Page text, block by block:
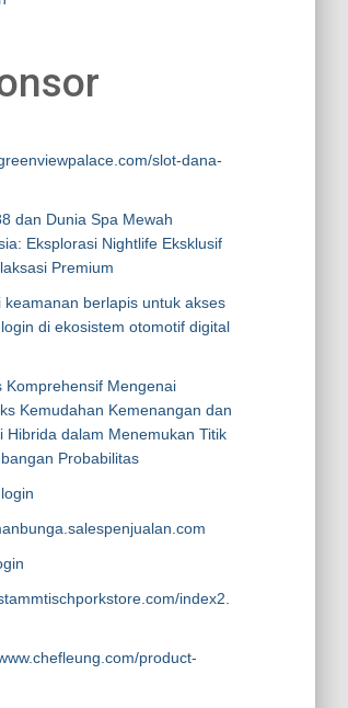
slot-dana-
dan Dunia Spa Mewah
Eksplorasi Nightlife Eksklusif
Premium
keamanan berlapis untuk akses
di ekosistem otomotif digital
Komprehensif Mengenai
Kemudahan Kemenangan dan
Hibrida dalam Menemukan Titik
Probabilitas
index2.
product-